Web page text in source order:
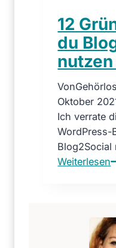
ä
r
u
n
d
E
i
c
h
h
c
h
12
du
Von
Oktober
Ich verrate
WordPress-
Blog2Social
Weiterlesen1
ü
n